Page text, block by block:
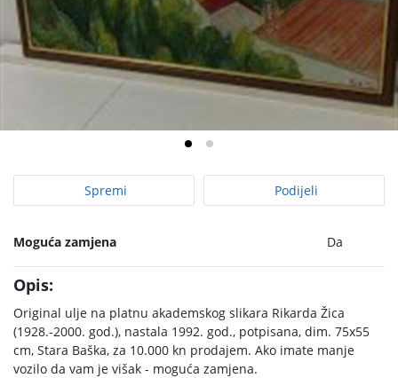
Spremi Podijeli
Moguća zamjena Da
Opis:
Original ulje na platnu akademskog slikara Rikarda Žica
(1928.-2000. god.), nastala 1992. god., potpisana, dim. 75x55
cm, Stara Baška, za 10.000 kn prodajem. Ako imate manje
vozilo da vam je višak - moguća zamjena.